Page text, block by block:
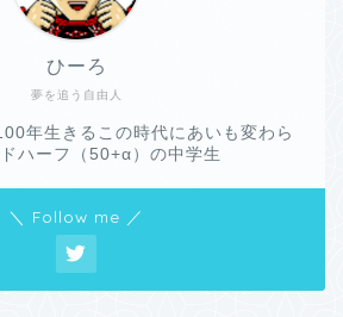
夢を追う自由人
ひーろ
年生きるこの時代にあいも変わら
ハーフ（50+α）の中学生
＼ Follow me ／